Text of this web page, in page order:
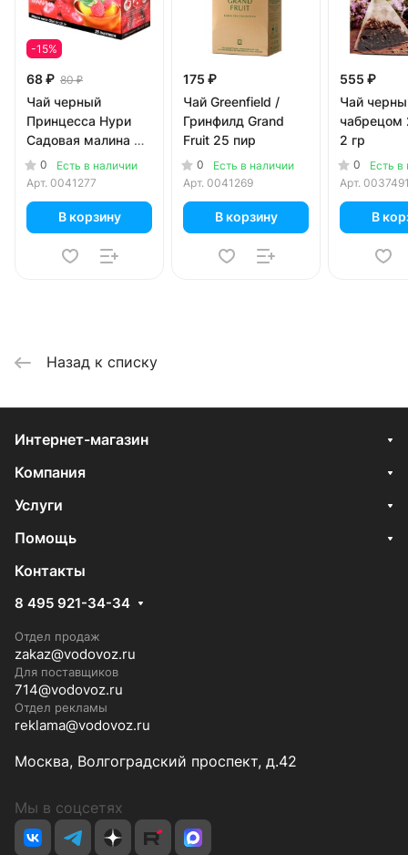
-15%
68 ₽ 80 ₽
Чай черный
Принцесса Нури
Садовая малина 25
пак
0
Есть в наличии
Арт. 0041277
В корзину
175 ₽
Чай Greenfield /
Гринфилд Grand
Fruit 25 пир
0
Есть в наличии
Арт. 0041269
В корзину
555 ₽
Чай
чабрецом
2 гр
0
Есть в
Арт.
В
Назад к списку
Интернет-магазин
Компания
Услуги
Помощь
Контакты
8 495 921-34-34
Отдел продаж
zakaz@vodovoz.ru
Для поставщиков
714@vodovoz.ru
Отдел рекламы
reklama@vodovoz.ru
Москва, Волгоградский проспект, д.42
Мы в соцсетях